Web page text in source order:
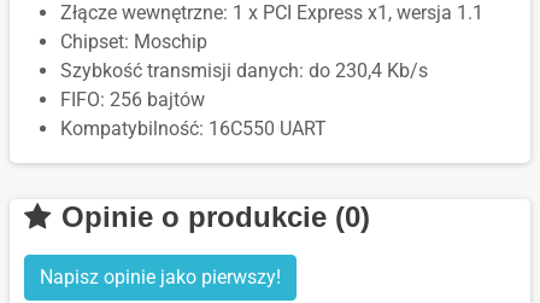
Złącze wewnętrzne: 1 x PCI Express x1, wersja 1.1
Chipset: Moschip
Szybkość transmisji danych: do 230,4 Kb/s
FIFO: 256 bajtów
Kompatybilność: 16C550 UART
Opinie o produkcie (0)
Napisz opinie jako pierwszy!